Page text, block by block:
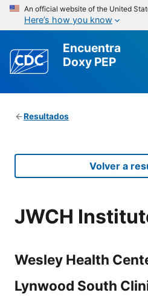
An official website of the United
Here’s how you know
Encuentra
Doxy PEP
Resultados
Volver a
JWCH
Wesley Health
Lynwood South